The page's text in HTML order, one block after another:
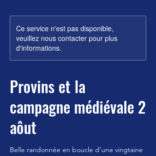
Ce service n'est pas disponible,
veuillez nous contacter pour plus
d'informations.
Provins et la
campagne médiévale 2
aôut
Belle randonnée en boucle d'une vingtaine